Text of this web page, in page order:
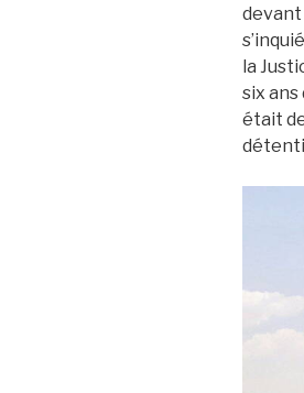
devant
la
six ans
était